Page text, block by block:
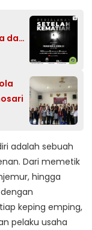
dan
adalah sebuah
Dari memetik
hingga
keping emping,
pelaku usaha